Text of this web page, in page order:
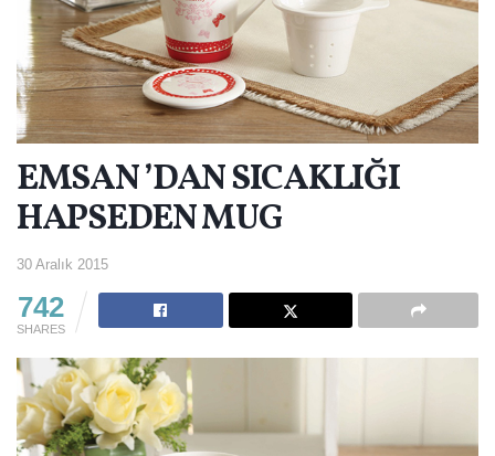
EMSAN ’DAN SICAKLIĞI
HAPSEDEN MUG
30 Aralık 2015
742
SHARES